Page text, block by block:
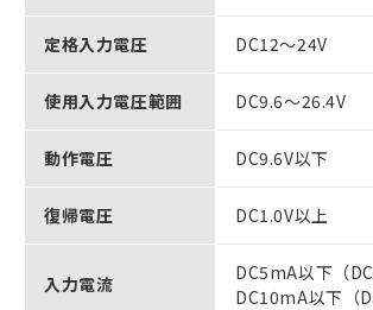
定格入力電圧 DC12～24V
使用入力電圧範囲 DC9.6～26.4V
動作電圧 DC9.6V以下
復帰電圧 DC1.0V以上
入力電流
DC5mA以下（
DC10mA以下（